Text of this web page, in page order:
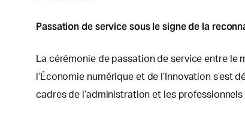
Passation de service sous le signe de la
La cérémonie de passation de service entre
l’Économie numérique et de l’Innovation
cadres de l’administration et les